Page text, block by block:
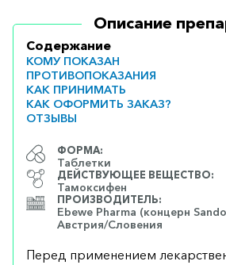
Описание
Содержание
КОМУ ПОКАЗАН
ПРОТИВОПОКАЗАНИЯ
КАК ПРИНИМАТЬ
КАК ОФОРМИТЬ ЗАКАЗ?
ОТЗЫВЫ
ФОРМА:
Таблетки
ДЕЙСТВУЮЩЕЕ ВЕЩЕСТВО:
Тамоксифен
ПРОИЗВОДИТЕЛЬ:
Ebewe Pharma (концерн
Австрия/Словения
Перед применением